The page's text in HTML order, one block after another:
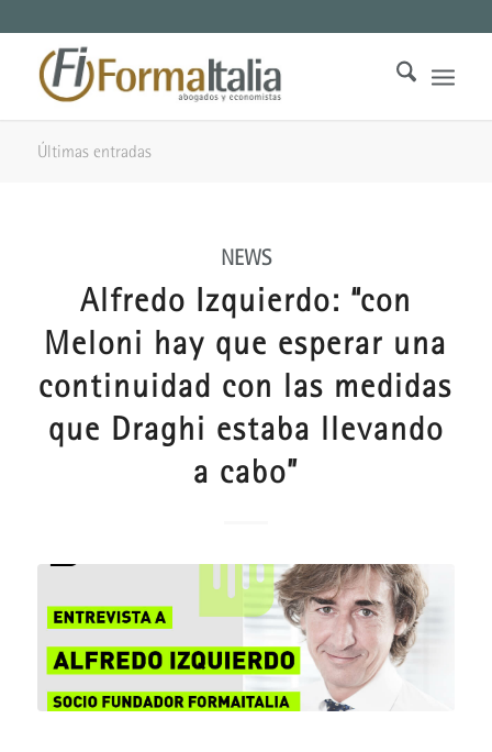
Últimas entradas
NEWS
Alfredo Izquierdo: “con
Meloni hay que esperar una
continuidad con las medidas
que Draghi estaba llevando
a cabo”